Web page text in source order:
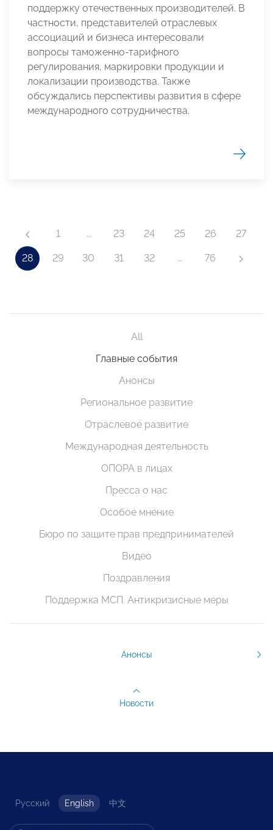
поддержку отечественных производителей. В
частности, представителей отраслевых
ассоциаций и бизнеса интересовали
вопросы таможенно-тарифного
регулирования, маркировки продукции и
локализации производства. Также
обсуждались перспективы развития в сфере
международного сотрудничества.
1 … 23 24 25 26 27
28 29 30 31 32 … 76
All
Главные события
Анонсы
Региональное развитие
Отраслевое развитие
Международная деятельность
ОПОРА в лицах
Пресса о нас
Особое мнение
Бюро по защите прав предпринимателей
Видео
Поздравления
Поддержка МСП. Антикризисные меры
Анонсы
Новости
Русский English 中文